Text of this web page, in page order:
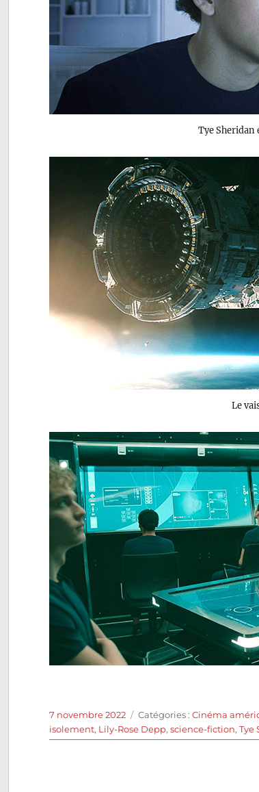
Tye Sheridan
Le
Publié
le
7 novembre 2022 Catégories
Catégories :Cinéma
isolement, Lily-Rose Depp,science-fiction,Tye